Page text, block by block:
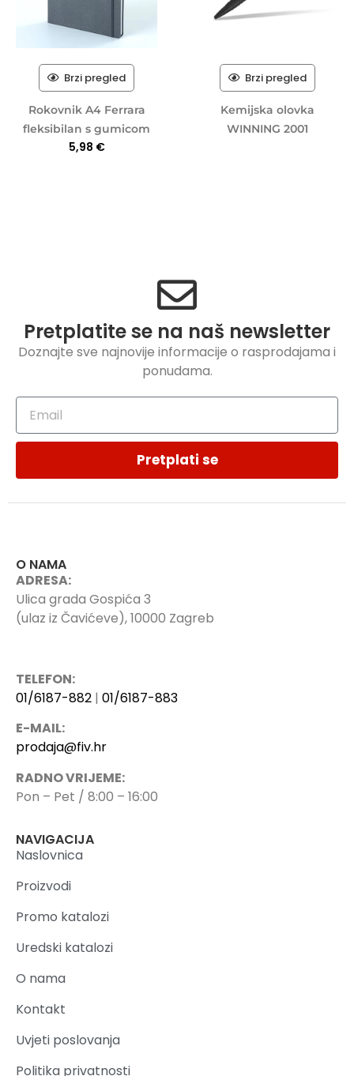
Brzi pregled
Rokovnik A4 Ferrara
fleksibilan s gumicom
5,98 €
Brzi pregled
Kemijska olovka
WINNING 2001
Pretplatite se na naš newsletter
Doznajte sve najnovije informacije o rasprodajama i
ponudama.
Pretplati se
O NAMA
ADRESA:
Ulica grada Gospića 3
(ulaz iz Čavićeve), 10000 Zagreb
TELEFON:
01/6187-882 | 01/6187-883
E-MAIL:
prodaja@fiv.hr
RADNO VRIJEME:
Pon – Pet / 8:00 – 16:00
NAVIGACIJA
Naslovnica
Proizvodi
Promo katalozi
Uredski katalozi
O nama
Kontakt
Uvjeti poslovanja
Politika privatnosti